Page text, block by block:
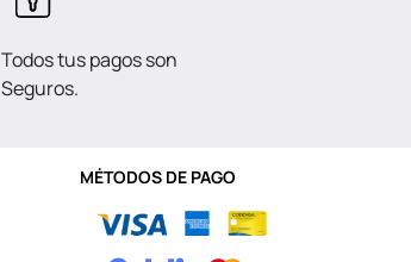
Todos tus pagos son
Seguros.
MÉTODOS DE PAGO